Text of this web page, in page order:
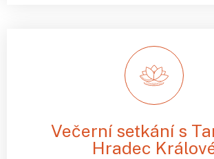
Večerní setkání s
Hradec